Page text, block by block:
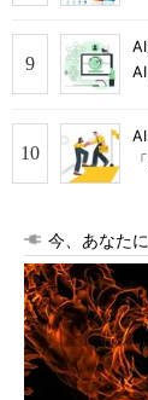
今、あなた